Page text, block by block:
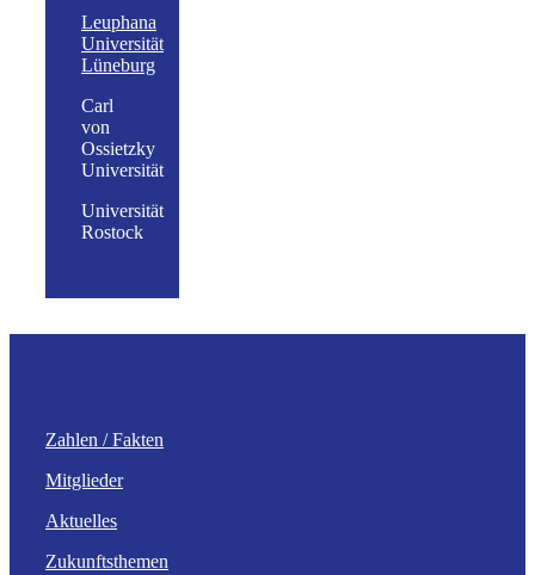
Leuphana
Universität
Lüneburg
Carl
von
Ossietzky
Universität
Universität
Rostock
Zahlen / Fakten
Mitglieder
Aktuelles
Zukunftsthemen